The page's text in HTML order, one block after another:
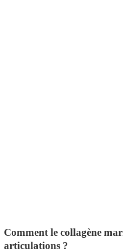
Comment le collagène
articulations ?